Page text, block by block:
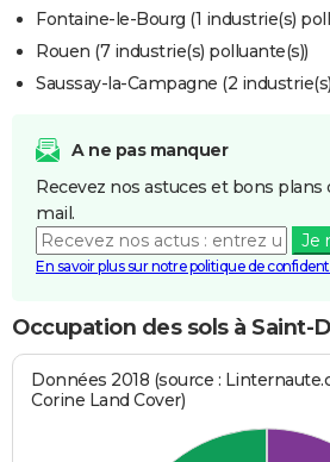
Fontaine-le-Bourg (1 industrie(s)
Rouen (7 industrie(s) polluante(s))
Saussay-la-Campagne (2
A ne pas manquer
Recevez nos astuces et bons
mail.
Je
En savoir plus sur notre politique de
Occupation des sols à Saint-
Données 2018 (source :
Corine Land Cover)